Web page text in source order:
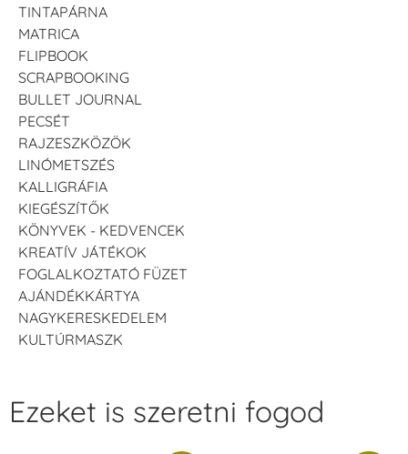
TINTAPÁRNA
MATRICA
FLIPBOOK
SCRAPBOOKING
BULLET JOURNAL
PECSÉT
RAJZESZKÖZÖK
LINÓMETSZÉS
KALLIGRÁFIA
KIEGÉSZÍTŐK
KÖNYVEK - KEDVENCEK
KREATÍV JÁTÉKOK
FOGLALKOZTATÓ FÜZET
AJÁNDÉKKÁRTYA
NAGYKERESKEDELEM
KULTÚRMASZK
Ezeket is szeretni fogod